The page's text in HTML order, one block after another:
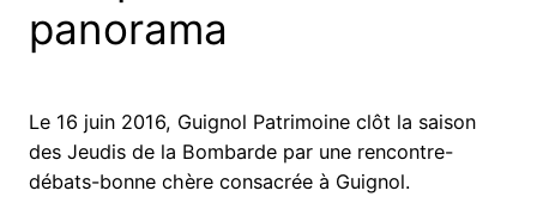
panorama
Le 16 juin 2016, Guignol Patrimoine clôt la saison
des Jeudis de la Bombarde par une rencontre-
débats-bonne chère consacrée à Guignol.